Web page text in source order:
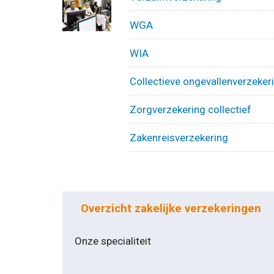
WGA
WIA
Collectieve
Zorgverzekering collectief
Zakenreisverzekering
Overzicht zakelijke verzekeringen
Onze specialiteit